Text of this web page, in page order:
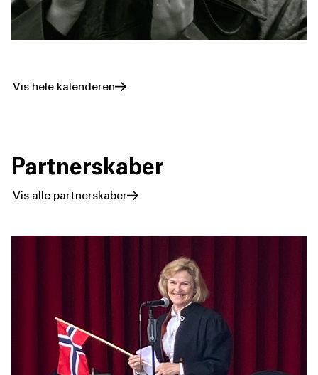
Vis hele kalenderen
Partnerskaber
Vis alle partnerskaber